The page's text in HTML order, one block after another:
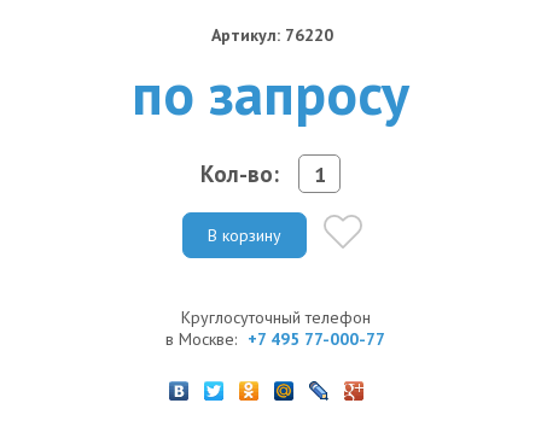
Артикул: 76220
по запросу
Кол-во:
В корзину
Круглосуточный телефон
в Москве: +7 495 77-000-77